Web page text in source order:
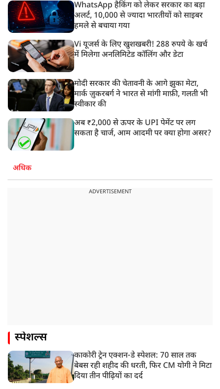
WhatsApp हैकिंग को लेकर सरकार का बड़ा
अलर्ट, 10,000 से ज्यादा भारतीयों को साइबर
हमले से बचाया गया
Vi यूजर्स के लिए खुशखबरी! 288 रुपये के खर्च
में मिलेगा अनलिमिटेड कॉलिंग और डेटा
मोदी सरकार की चेतावनी के आगे झुका मेटा,
मार्क ज़ुकरबर्ग ने भारत से मांगी माफ़ी, गलती भी
स्वीकार की
अब ₹2,000 से ऊपर के UPI पेमेंट पर लग
सकता है चार्ज, आम आदमी पर क्या होगा असर?
अधिक
ADVERTISEMENT
स्पेशल्स
काकोरी ट्रेन एक्शन-डे स्पेशल: 70 साल तक
बेबस रही शहीद की धरती, फिर CM योगी ने मिटा
दिया तीन पीढ़ियों का दर्द